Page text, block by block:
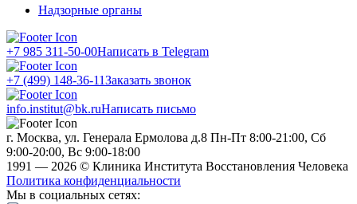
Надзорные органы
+7 985 311-50-00Написать в Telegram
+7 (499) 148-36-11Заказать звонок
info.institut@bk.ruНаписать письмо
г. Москва, ул. Генерала Ермолова д.8 Пн-Пт 8:00-21:00, Сб
9:00-20:00, Вс 9:00-18:00
1991 — 2026 © Клиника Института Восстановления Человека
Политика конфиденциальности
Мы в социальных сетях: